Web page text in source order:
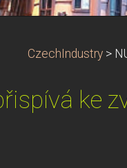
CzechIndustry >
ke